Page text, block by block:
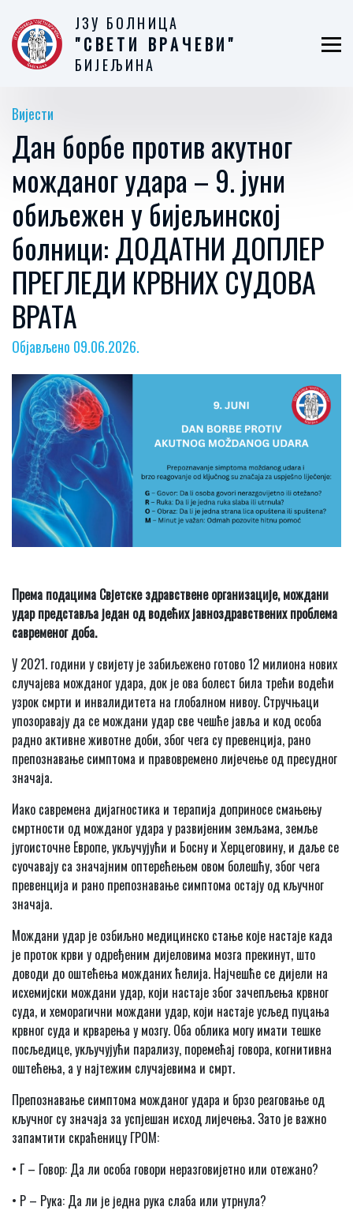
ЈЗУ БОЛНИЦА
"СВЕТИ ВРАЧЕВИ"
БИЈЕЉИНА
Вијести
Дан борбе против акутног
можданог удара – 9. јуни
обиљежен у бијељинској
болници: ДОДАТНИ ДОПЛЕР
ПРЕГЛЕДИ КРВНИХ СУДОВА
ВРАТА
Објављено 09.06.2026.
Према подацима Свјетске здравствене организације, мождани
удар представља један од водећих јавноздравствених проблема
савременог доба.
У 2021. години у свијету је забиљежено готово 12 милиона нових
случајева можданог удара, док је ова болест била трећи водећи
узрок смрти и инвалидитета на глобалном нивоу. Стручњаци
упозоравају да се мождани удар све чешће јавља и код особа
радно активне животне доби, због чега су превенција, рано
препознавање симптома и правовремено лијечење од пресудног
значаја.
Иако савремена дијагностика и терапија доприносе смањењу
смртности од можданог удара у развијеним земљама, земље
југоисточне Европе, укључујући и Босну и Херцеговину, и даље се
суочавају са значајним оптерећењем овом болешћу, због чега
превенција и рано препознавање симптома остају од кључног
значаја.
Мождани удар је озбиљно медицинско стање које настаје када
је проток крви у одређеним дијеловима мозга прекинут, што
доводи до оштећења можданих ћелија. Најчешће се дијели на
исхемијски мождани удар, који настаје због зачепљења крвног
суда, и хеморагични мождани удар, који настаје усљед пуцања
крвног суда и крварења у мозгу. Оба облика могу имати тешке
посљедице, укључујући парализу, поремећај говора, когнитивна
оштећења, а у најтежим случајевима и смрт.
Препознавање симптома можданог удара и брзо реаговање од
кључног су значаја за успјешан исход лијечења. Зато је важно
запамтити скраћеницу ГРОМ:
• Г – Говор: Да ли особа говори неразговијетно или отежано?
• Р – Рука: Да ли је једна рука слаба или утрнула?